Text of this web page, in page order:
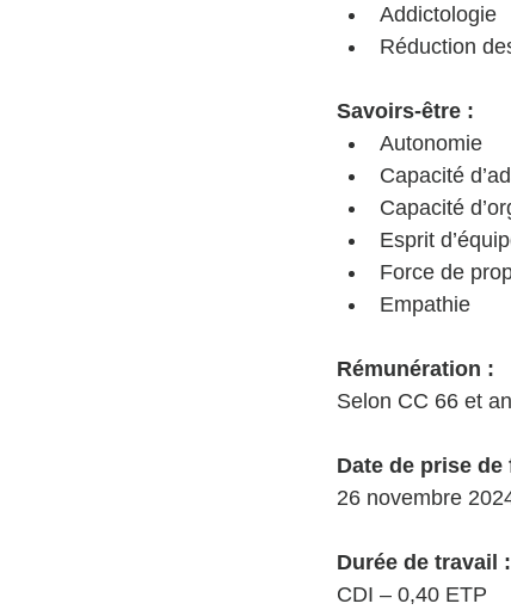
Addictologie
Réduction
Savoirs-être :
Autonomie
Capacité
Capacité
Esprit
Force de
Empathie
Rémunération :
Selon CC 66 et
Date de prise
26 novembre
Durée de travail :
CDI – 0,40 ETP